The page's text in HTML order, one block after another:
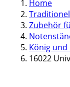
Home
Zubehör
König und
16022